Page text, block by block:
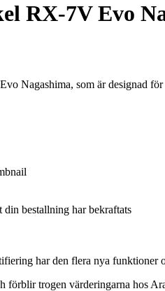
RX-7V Evo
Nagashima, som är designad för
din bestallning har bekraftats
har den flera nya funktioner
förblir trogen värderingarna hos